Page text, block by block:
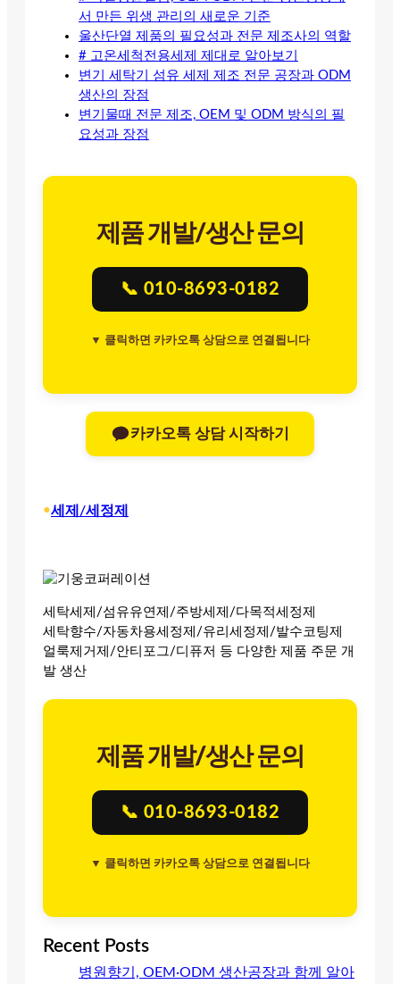
서 만든 위생 관리의 새로운 기준
울산단열 제품의 필요성과 전문 제조사의 역할
# 고온세척전용세제 제대로 알아보기
변기 세탁기 섬유 세제 제조 전문 공장과 ODM
생산의 장점
변기물때 전문 제조, OEM 및 ODM 방식의 필
요성과 장점
제품 개발/생산 문의
📞 010-8693-0182
▼ 클릭하면 카카오톡 상담으로 연결됩니다
카카오톡 상담 시작하기
•세제/세정제
세탁세제/섬유유연제/주방세제/다목적세정제
세탁향수/자동차용세정제/유리세정제/발수코팅제
얼룩제거제/안티포그/디퓨저 등 다양한 제품 주문 개
발 생산
제품 개발/생산 문의
📞 010-8693-0182
▼ 클릭하면 카카오톡 상담으로 연결됩니다
Recent Posts
병원향기, OEM·ODM 생산공장과 함께 알아